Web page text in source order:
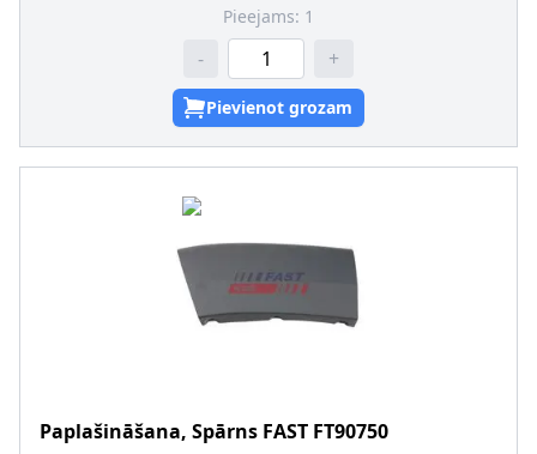
Pieejams: 1
- +
Pievienot grozam
Paplašināšana, Spārns FAST FT90750